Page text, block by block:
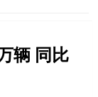
辆 同比